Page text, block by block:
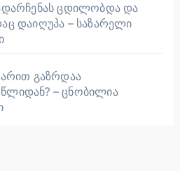
ცდილობდა და
დაიღუპა – საზარელი
გაზრდაა
– ცნობილია